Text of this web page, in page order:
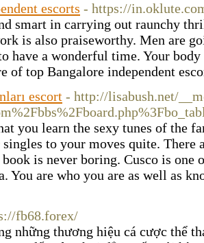
escorts - https://
smart in carrying out raunchy
is also praiseworthy. Men are
have a wonderful time. Your
of top Bangalore independent
escort - http://lisabush.net/
you learn the sexy tunes of the
to your moves quite.
book is never boring. Cusco is
You are who you are as well as
fb68.forex/
những thương hiệu cá cược thể